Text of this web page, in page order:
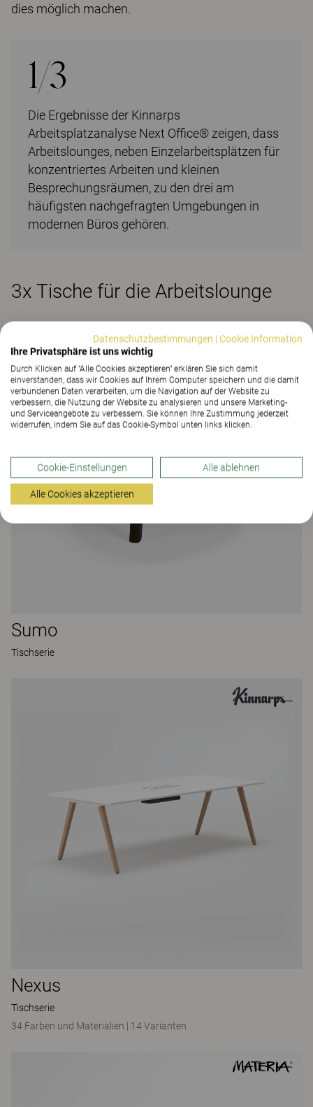
dies möglich machen.
1/3
Die Ergebnisse der Kinnarps
Arbeitsplatzanalyse Next Office® zeigen, dass
Arbeitslounges, neben Einzelarbeitsplätzen für
konzentriertes Arbeiten und kleinen
Besprechungsräumen, zu den drei am
häufigsten nachgefragten Umgebungen in
modernen Büros gehören.
3x Tische für die Arbeitslounge
Sumo
Tischserie
Nexus
Tischserie
34 Farben und Materialien | 14 Varianten
Datenschutzbestimmungen |Cookie Information
Ihre Privatsphäre ist uns wichtig
Durch Klicken auf "Alle Cookies akzeptieren" erklären Sie sich damit
einverstanden, dass wir Cookies auf Ihrem Computer speichern und die damit
verbundenen Daten verarbeiten, um die Navigation auf der Website zu
verbessern, die Nutzung der Website zu analysieren und unsere Marketing-
und Serviceangebote zu verbessern. Sie können Ihre Zustimmung jederzeit
widerrufen, indem Sie auf das Cookie-Symbol unten links klicken.
Cookie-Einstellungen Alle ablehnen
Alle Cookies akzeptieren